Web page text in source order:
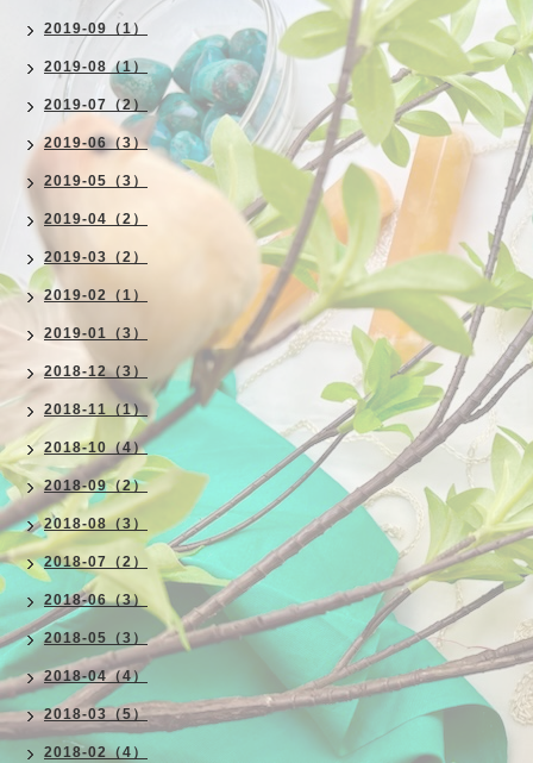
2019-09（1）
2019-08（1）
2019-07（2）
2019-06（3）
2019-05（3）
2019-04（2）
2019-03（2）
2019-02（1）
2019-01（3）
2018-12（3）
2018-11（1）
2018-10（4）
2018-09（2）
2018-08（3）
2018-07（2）
2018-06（3）
2018-05（3）
2018-04（4）
2018-03（5）
2018-02（4）